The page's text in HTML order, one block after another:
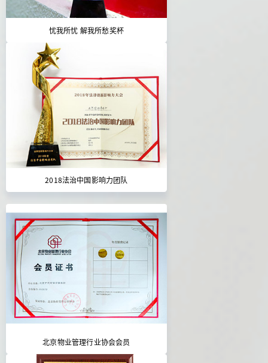
忧我所忧 解我所愁奖杯
2018法治中国影响力团队
北京物业管理行业协会会员